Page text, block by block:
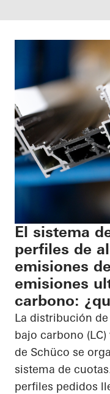
El sistema
perfiles de
emisiones
emisiones
carbono:
La distribución
bajo carbono
de Schüco se
sistema de
perfiles pedidos